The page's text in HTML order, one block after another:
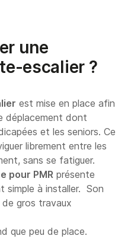
une
escalier ?
est mise en place afin
déplacement dont
et les seniors. Ce
librement entre les
sans se fatiguer.
pour PMR présente
simple à installer. Son
de gros travaux
que peu de place.